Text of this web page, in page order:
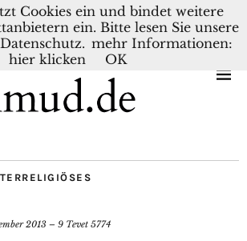
BLOG DEUTSCH NEDERLANDS
2013 – 9 Tevet 5774
Cookies ein und bindet weitere
ein. Bitte lesen Sie unsere
mehr Informationen:
hier klicken
OK